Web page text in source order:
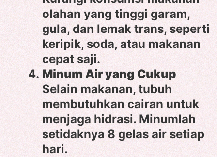
olahan yang tinggi garam,
gula, dan lemak trans, seperti
keripik, soda, atau makanan
cepat saji.
Minum Air yang Cukup
Selain makanan, tubuh
membutuhkan cairan untuk
menjaga hidrasi. Minumlah
setidaknya 8 gelas air setiap
hari.